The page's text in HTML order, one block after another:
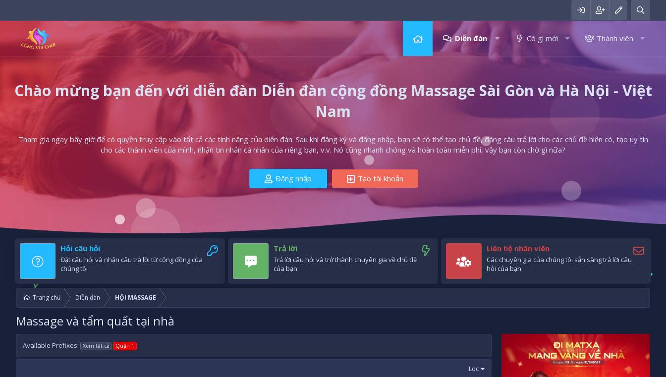
Diễn đàn Có gì mới Thành viên
Chào mừng bạn đến với diễn đàn Diễn đàn cộng đồng Massage Sài Gòn và Hà Nội - Việt
Nam
Tham gia ngay bây giờ để có quyền truy cập vào tất cả các tính năng của diễn đàn. Sau khi đăng ký và đăng nhập, bạn sẽ có thể tạo chủ đề, đăng câu trả lời cho các chủ đề hiện có, tạo uy tín
cho các thành viên của mình, nhận tin nhắn cá nhân của riêng bạn, v.v. Nó cũng nhanh chóng và hoàn toàn miễn phí, vậy bạn còn chờ gì nữa?
Đăng nhập Tạo tài khoản
Hỏi câu hỏi
Đặt câu hỏi và nhận câu trả lời từ cộng đồng của
chúng tôi
Trả lời
Trả lời câu hỏi và trở thành chuyên gia về chủ đề
của bạn
Liên hệ nhân viên
Các chuyên gia của chúng tôi sẵn sàng trả lời câu
hỏi của bạn
Trang chủ Diễn đàn HỘI MASSAGE
Massage và tẩm quất tại nhà
Available Prefixes: Xem tất cả Quận 1
Lọc